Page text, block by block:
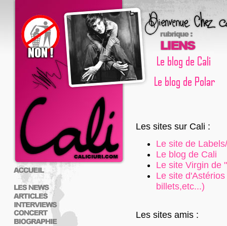
Les sites sur Cali :
Le site de
Le blog de Cali
Le site Virgin de
Le site
billets,etc...)
Les sites amis :